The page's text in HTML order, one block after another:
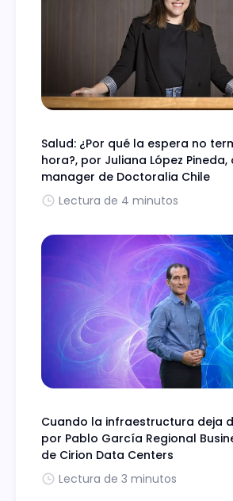
Salud: ¿Por qué la espera no
hora?, por Juliana López
manager de Doctoralia Chile
Lectura de 4 minutos
Cuando la infraestructura deja
por Pablo García Regional
de Cirion Data Centers
Lectura de 3 minutos